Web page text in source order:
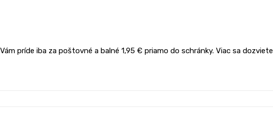
príde iba za poštovné a balné 1,95 € priamo do schránky. Viac sa dozviete